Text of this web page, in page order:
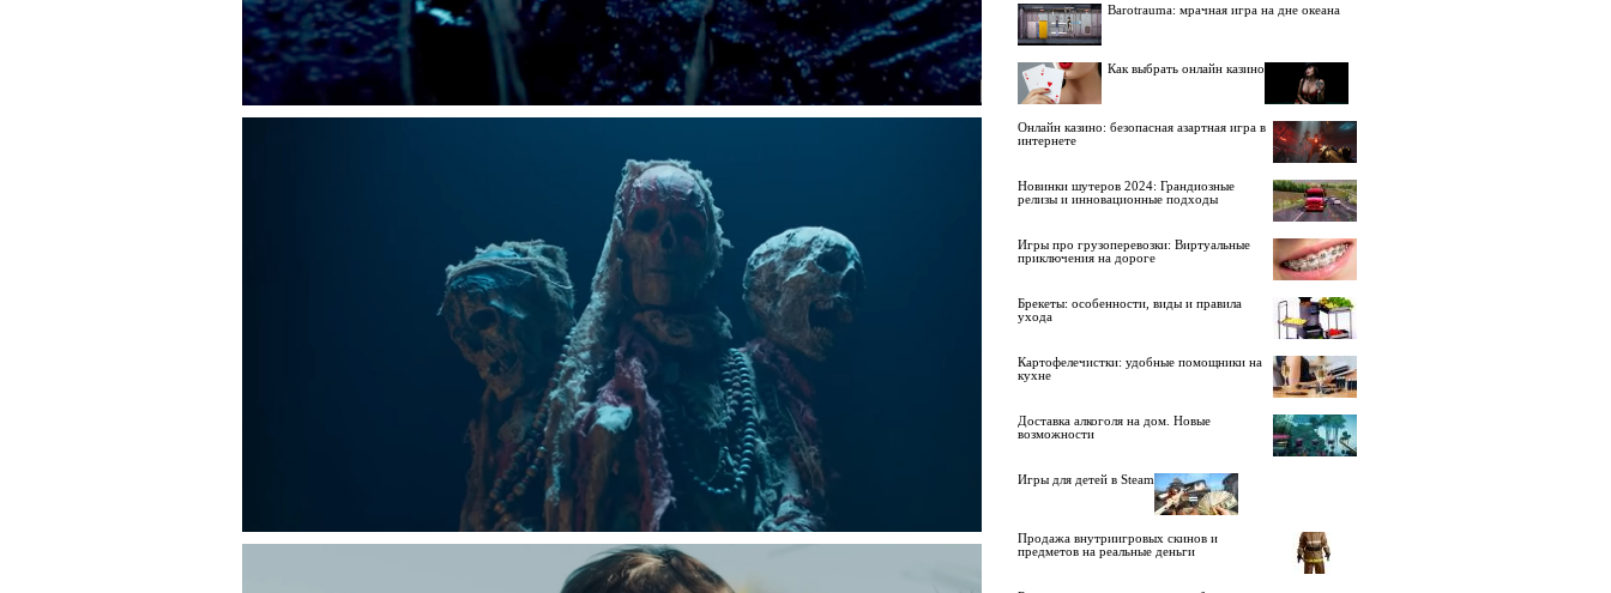
Barotrauma: мрачная игра на дне океана
Как выбрать онлайн казино
Онлайн казино: безопасная азартная игра в
интернете
Новинки шутеров 2024: Грандиозные
релизы и инновационные подходы
Игры про грузоперевозки: Виртуальные
приключения на дороге
Брекеты: особенности, виды и правила
ухода
Картофелечистки: удобные помощники на
кухне
Доставка алкоголя на дом. Новые
возможности
Игры для детей в Steam
Продажа внутриигровых скинов и
предметов на реальные деньги